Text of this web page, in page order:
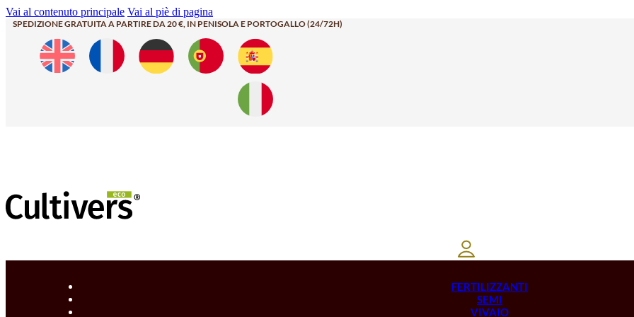
Vai al contenuto principale Vai al piè di pagina
SPEDIZIONE GRATUITA A PARTIRE DA 20 €, IN PENISOLA E PORTOGALLO (24/72H)
FERTILIZZANTI
SEMI
VIVAIO